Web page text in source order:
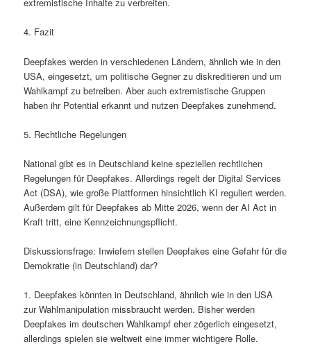
4. Fazit
Deepfakes werden in verschiedenen Ländern, ähnlich wie in den
USA, eingesetzt, um politische Gegner zu diskreditieren und um
Wahlkampf zu betreiben. Aber auch extremistische Gruppen
haben ihr Potential erkannt und nutzen Deepfakes zunehmend.
5. Rechtliche Regelungen
National gibt es in Deutschland keine speziellen rechtlichen
Regelungen für Deepfakes. Allerdings regelt der Digital Services
Act (DSA), wie große Plattformen hinsichtlich KI reguliert werden.
Außerdem gilt für Deepfakes ab Mitte 2026, wenn der AI Act in
Kraft tritt, eine Kennzeichnungspflicht.
Diskussionsfrage: Inwiefern stellen Deepfakes eine Gefahr für die
Demokratie (in Deutschland) dar?
1. Deepfakes könnten in Deutschland, ähnlich wie in den USA
zur Wahlmanipulation missbraucht werden. Bisher werden
Deepfakes im deutschen Wahlkampf eher zögerlich eingesetzt,
allerdings spielen sie weltweit eine immer wichtigere Rolle.